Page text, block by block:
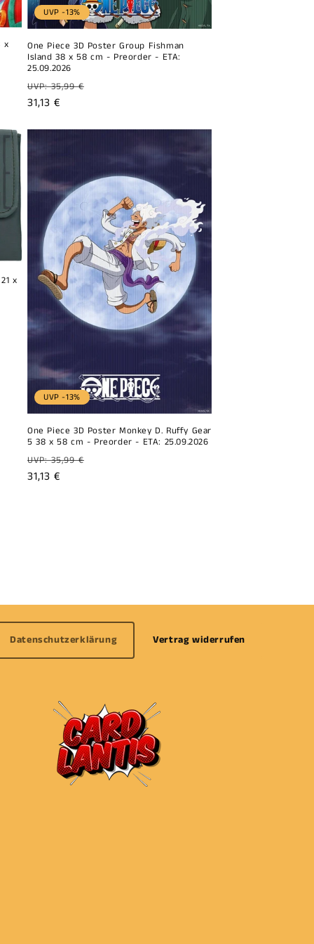
x
UVP -13%
One Piece 3D Poster Group Fishman
Island 38 x 58 cm - Preorder - ETA:
25.09.2026
Prix
habituel
UVP: 35,99 €
Prix
31,13 €
x
UVP -13%
One Piece 3D Poster Monkey D. Ruffy Gear
5 38 x 58 cm - Preorder - ETA: 25.09.2026
Prix
habituel
UVP: 35,99 €
Prix
31,13 €
Datenschutzerklärung Vertrag widerrufen